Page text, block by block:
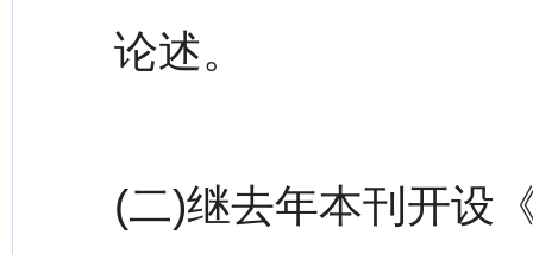
论述。
(二)继去年本刊开设